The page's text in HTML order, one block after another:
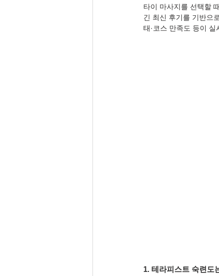
타이 마사지를 선택할
긴 최신 후기를 기반으
태·코스 만족도 등이
1. 테라피스트 숙련도